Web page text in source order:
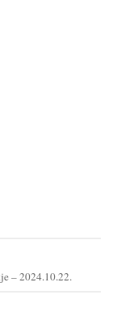
– 2024.10.22.